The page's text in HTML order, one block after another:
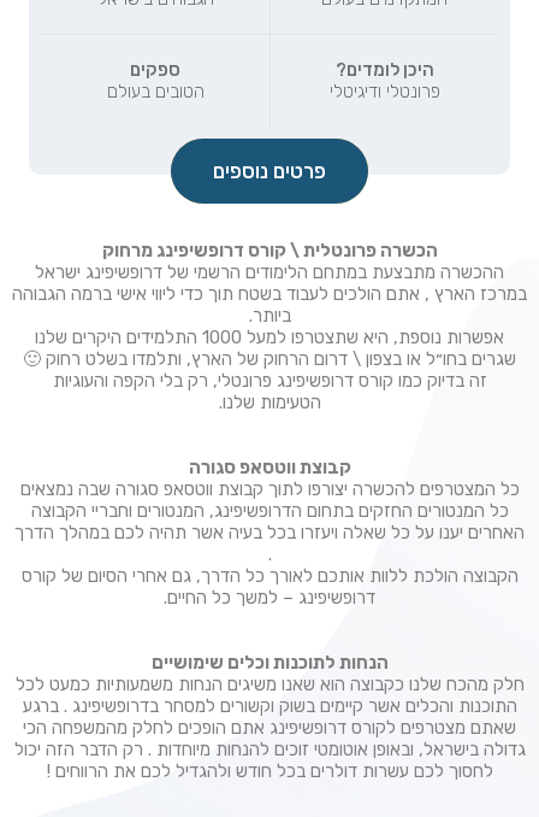
היכן לומדים?
פרונטלי ודיגיטלי
ספקים
הטובים בעולם
פרטים נוספים
הכשרה פרונטלית \ קורס דרופשיפינג מרחוק
ההכשרה מתבצעת במתחם הלימודים הרשמי של דרופשיפינג ישראל
במרכז הארץ , אתם הולכים לעבוד בשטח תוך כדי ליווי אישי ברמה הגבוהה
ביותר.
אפשרות נוספת, היא שתצטרפו למעל 1000 התלמידים היקרים שלנו
שגרים בחו״ל או בצפון \ דרום הרחוק של הארץ, ותלמדו בשלט רחוק 🙂
זה בדיוק כמו קורס דרופשיפינג פרונטלי, רק בלי הקפה והעוגיות
הטעימות שלנו.
קבוצת ווטסאפ סגורה
כל המצטרפים להכשרה יצורפו לתוך קבוצת ווטסאפ סגורה שבה נמצאים
כל המנטורים החזקים בתחום הדרופשיפינג, המנטורים וחבריי הקבוצה
האחרים יענו על כל שאלה ויעזרו בכל בעיה אשר תהיה לכם במהלך הדרך
.
הקבוצה הולכת ללוות אותכם לאורך כל הדרך, גם אחרי הסיום של קורס
דרופשיפינג – למשך כל החיים.
הנחות לתוכנות וכלים שימושיים
חלק מהכח שלנו כקבוצה הוא שאנו משיגים הנחות משמעותיות כמעט לכל
התוכנות והכלים אשר קיימים בשוק וקשורים למסחר בדרופשיפינג . ברגע
שאתם מצטרפים לקורס דרופשיפינג אתם הופכים לחלק מהמשפחה הכי
גדולה בישראל, ובאופן אוטומטי זוכים להנחות מיוחדות . רק הדבר הזה יכול
לחסוך לכם עשרות דולרים בכל חודש ולהגדיל לכם את הרווחים !